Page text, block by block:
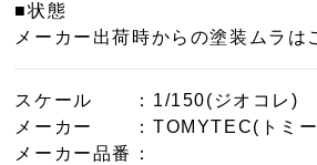
■状態
メーカー出荷時からの塗装ムラは
スケール
：1/150(ジオコレ)
メーカー
：TOMYTEC(トミ
メーカー品番
：